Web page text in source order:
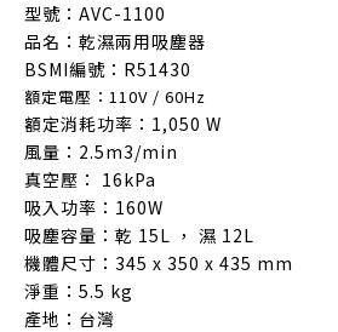
型號：AVC-1100
品名：乾濕兩用吸塵器
BSMI編號：R51430
額定電壓：110V / 60Hz
額定消耗功率：1,050 W
風量：2.5m3/min
真空壓： 16kPa
吸入功率：160W
吸塵容量：乾 15L ， 濕 12L
機體尺寸：345 x 350 x 435 mm
淨重：5.5 kg
產地：台灣